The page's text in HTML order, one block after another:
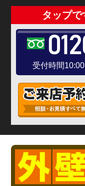
タップ
受付時間